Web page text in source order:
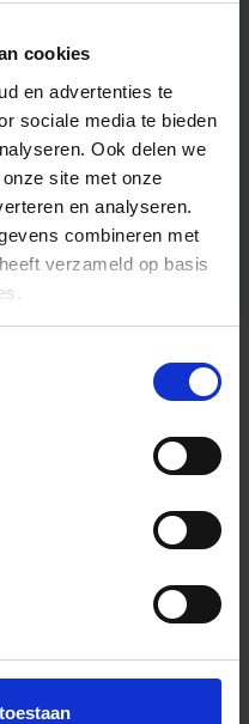
cookies
en advertenties te
sociale media te bieden
Ook delen we
site met onze
en analyseren.
combineren met
verzameld op basis